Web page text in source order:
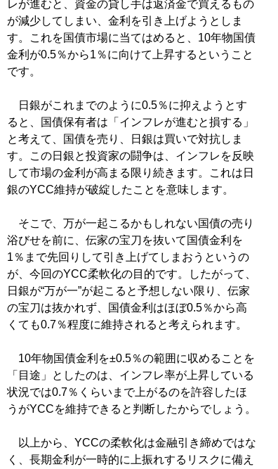
レが進むと、資金の貸し手は返済金で買えるもの
が減少してしまい、金利を引き上げようとしま
す。これを国債市場に当てはめると、10年物国債
金利が0.5％から1％に向けて上昇するということ
です。
日銀がこれまでのように0.5％に抑えようとす
ると、国債保有者は「インフレが進むと損する」
と考えて、国債を売り、日銀は買いで対抗しま
す。この日銀と投資家の闘争は、インフレを反映
して市場の金利が高まる限り続きます。これは日
銀のYCC維持が破綻したことを意味します。
そこで、万が一起こるかもしれない国債の売り
浴びせを前に、伝家の宝刀を抜いて国債金利を
1％まで先回りして引き上げてしまおうというの
が、今回のYCC柔軟化の目的です。したがって、
日銀が“万が一”が起こると予想しない限り、伝家
の宝刀は抜かれず、国債金利はほぼ0.5％から高
くても0.7％程度に維持されると考えられます。
10年物国債金利を±0.5％の範囲に収めることを
「目途」としたのは、インフレ率が上昇している
状況では0.7％くらいまで上がるのを許容したほ
うがYCCを維持できると判断したからでしょう。
以上から、YCCの柔軟化は金融引き締めではな
く、長期金利が一時的に上振れするリスクに備え